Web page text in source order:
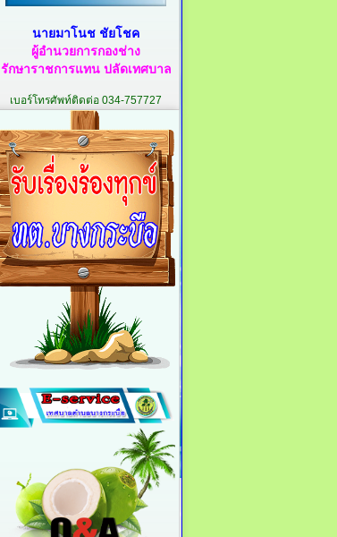
นายมาโนช ชัยโชค
ผู้อำนวยการกองช่าง
รักษาราชการแทนปลัดเทศบาล
เบอร์โทรศัพท์ติดต่อ 034-757727